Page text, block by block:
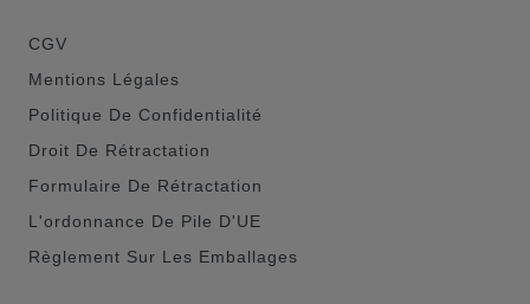
CGV
Mentions Légales
Politique De Confidentialité
Droit De Rétractation
Formulaire De Rétractation
L'ordonnance De Pile D'UE
Règlement Sur Les Emballages